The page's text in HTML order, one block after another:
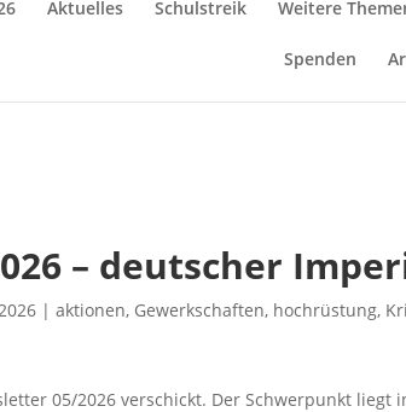
Aktuelles Schulstreik Weitere
Spenden
– deutscher
|aktionen, Gewerkschaften, hochrüstung,
05/2026 verschickt. Der Schwerpunkt